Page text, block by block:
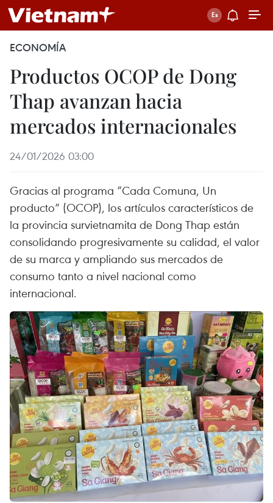
ECONOMÍA
Productos OCOP de Dong
Thap avanzan hacia
mercados internacionales
24/01/2026 03:00
Gracias al programa “Cada Comuna, Un
producto” (OCOP), los artículos característicos de
la provincia survietnamita de Dong Thap están
consolidando progresivamente su calidad, el valor
de su marca y ampliando sus mercados de
consumo tanto a nivel nacional como
internacional.